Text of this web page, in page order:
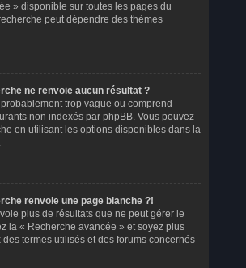
» disponible sur toutes les pages du
peut dépendre des thèmes
ne renvoie aucun résultat ?
trop vague ou comprend
non indexés par phpBB. Vous pouvez
en utilisant les options disponibles dans la
renvoie une page blanche ?!
plus de résultats que ne peut gérer le
la « Recherche avancée » et soyez plus
termes utilisés et des forums concernés